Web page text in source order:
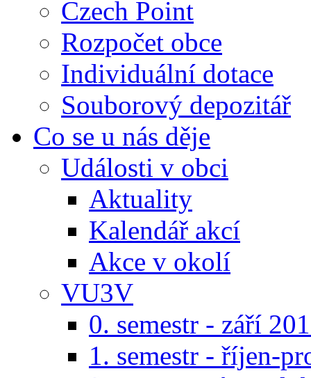
Czech Point
Rozpočet obce
Individuální dotace
Souborový depozitář
Co se u nás děje
Události v obci
Aktuality
Kalendář akcí
Akce v okolí
VU3V
0. semestr - září
1. semestr - říjen-